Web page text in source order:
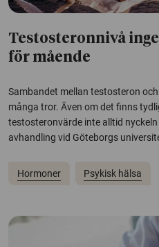
Testosteronnivå
för mående
Sambandet mellan testosteron
många tror. Även om det finns
testosteronvärde inte alltid
avhandling vid Göteborgs
Hormoner Psykisk hälsa